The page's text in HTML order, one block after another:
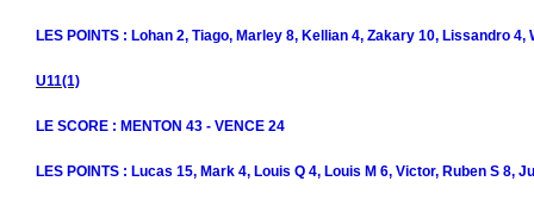
LES POINTS : Lohan 2, Tiago, Marley 8, Kellian 4, Zakary 10, Lissandro 4,
U11(1)
LE SCORE : MENTON 43 - VENCE 24
LES POINTS : Lucas 15, Mark 4, Louis Q 4, Louis M 6, Victor, Ruben S 8,